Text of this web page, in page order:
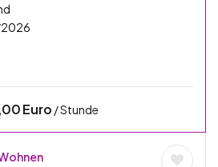
Euro / Stunde